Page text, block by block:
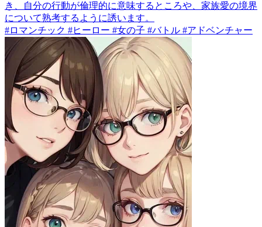
き、自分の行動が倫理的に意味するところや、家族愛の境界
について熟考するように誘います。
#ロマンチック #ヒーロー #女の子 #バトル #アドベンチャー